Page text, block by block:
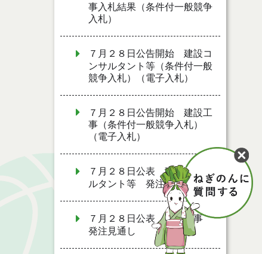
事入札結果（条件付一般競争
入札）
７月２８日公告開始 建設コ
ンサルタント等（条件付一般
競争入札）（電子入札）
７月２８日公告開始 建設工
事（条件付一般競争入札）
（電子入札）
７月２８日公表 建設コンサ
ルタント等 発注見通し
７月２８日公表 建設工事
発注見通し